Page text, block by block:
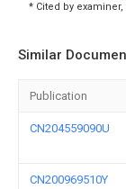
* Cited by
Similar
Publication
CN204559090U
CN200969510Y